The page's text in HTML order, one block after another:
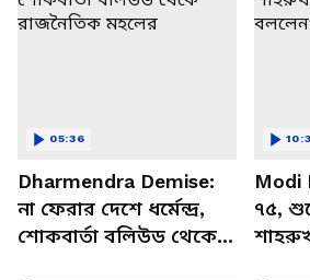
Dharmendra Demise:
না ফেরার দেশে ধর্মেন্দ্র,
শোকবার্তা বলিউড থেকে
05:36
Modi
৭৫,